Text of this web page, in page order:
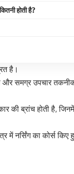
होती है?
है।
और समग्र उपचार
की ब्रांच होती है,
नर्सिंग का कोर्स किए